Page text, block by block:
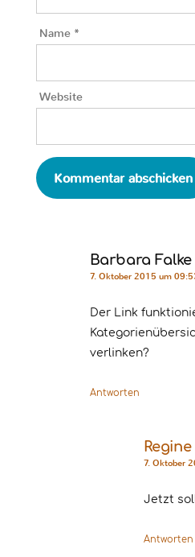
Name *
Website
Barbara Falke
7. Oktober 2015 um
Der Link
verlinken?
Antworten
7. Oktober
Jetzt
Antworten